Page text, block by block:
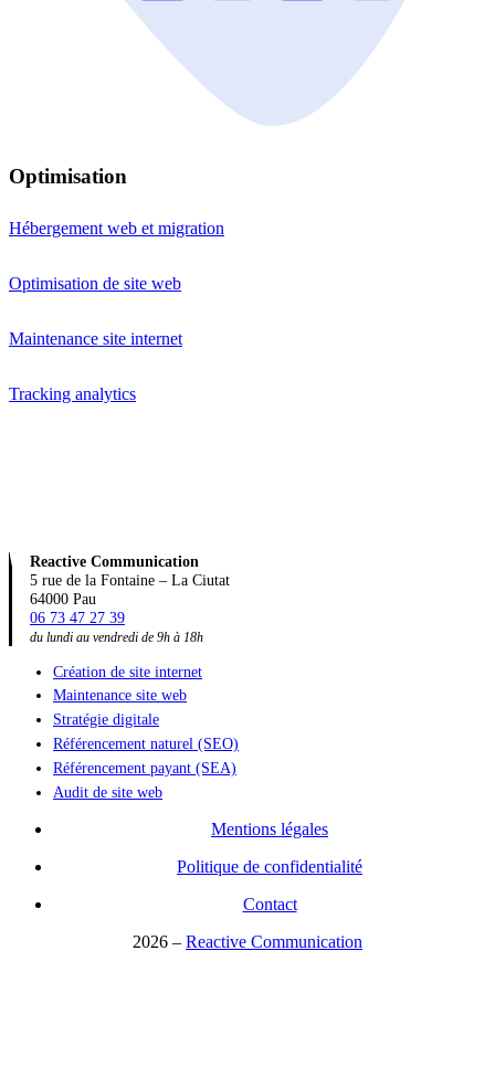
Optimisation
Hébergement web et migration
Optimisation de site web
Maintenance site internet
Tracking analytics
Reactive Communication
5 rue de la Fontaine – La Ciutat
64000 Pau
06 73 47 27 39
du lundi au vendredi de 9h à 18h
Création de site internet
Maintenance site web
Stratégie digitale
Référencement naturel (SEO)
Référencement payant (SEA)
Audit de site web
Mentions légales
Politique de confidentialité
Contact
2026 – Reactive Communication